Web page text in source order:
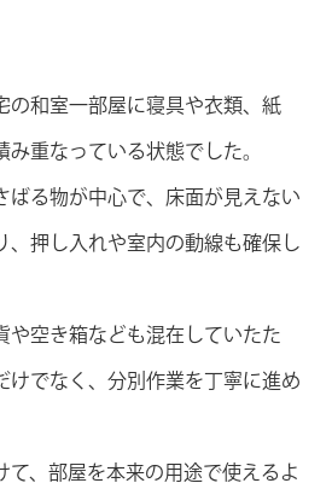
の和室一部屋に寝具や衣類、紙
重なっている状態でした。
ばる物が中心で、床面が見えない
、押し入れや室内の動線も確保し
や空き箱なども混在していたた
けでなく、分別作業を丁寧に進め
て、部屋を本来の用途で使えるよ